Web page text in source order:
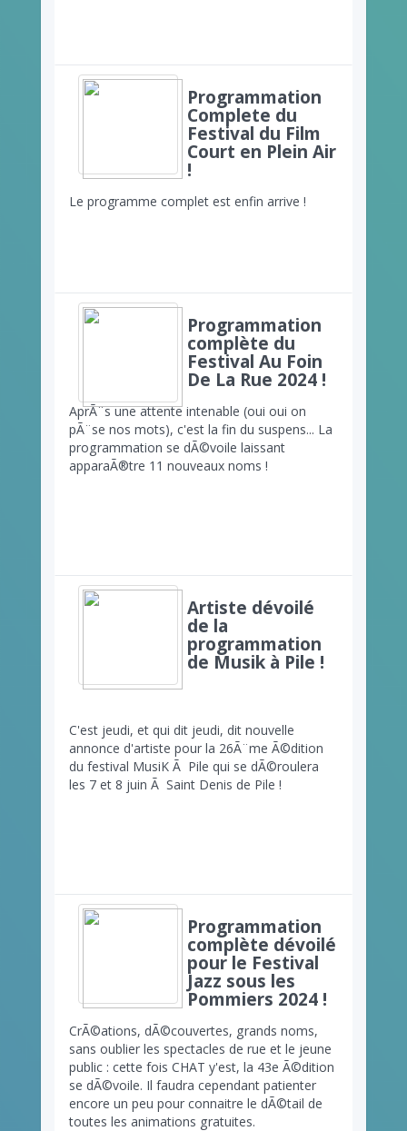
Programmation
Complete du
Festival du Film
Court en Plein Air
!
Le programme complet est enfin arrive !
Programmation
complète du
Festival Au Foin
De La Rue 2024 !
AprÃ¨s une attente intenable (oui oui on
pÃ¨se nos mots), c'est la fin du suspens... La
programmation se dÃ©voile laissant
apparaÃ®tre 11 nouveaux noms !
Artiste dévoilé
de la
programmation
de Musik à Pile !
C'est jeudi, et qui dit jeudi, dit nouvelle
annonce d'artiste pour la 26Ã¨me Ã©dition
du festival MusiK Ã Pile qui se dÃ©roulera
les 7 et 8 juin Ã Saint Denis de Pile !
Programmation
complète dévoilé
pour le Festival
Jazz sous les
Pommiers 2024 !
CrÃ©ations, dÃ©couvertes, grands noms,
sans oublier les spectacles de rue et le jeune
public : cette fois CHAT y'est, la 43e Ã©dition
se dÃ©voile. Il faudra cependant patienter
encore un peu pour connaitre le dÃ©tail de
toutes les animations gratuites.